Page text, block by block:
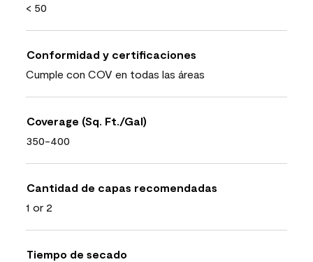
< 50
Conformidad y certificaciones
Cumple con COV en todas las áreas
Coverage (Sq. Ft./Gal)
350-400
Cantidad de capas recomendadas
1 or 2
Tiempo de secado